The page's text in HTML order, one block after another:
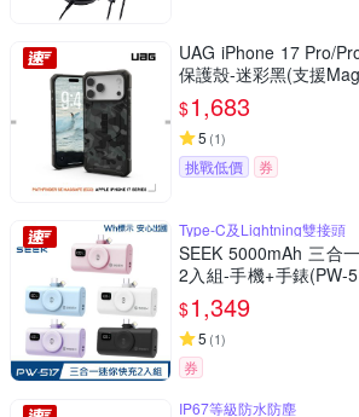
UAG iPhone 17 Pro/
保護殼-迷彩黑(支援
$1,683
5 (1)
挑戰低價 券
Type-C及Lightning雙接頭
SEEK 5000mAh 三合
2入組-手機+手錶(PW-
Galaxy Watch
$1,349
5 (1)
券
IP67等級防水防塵